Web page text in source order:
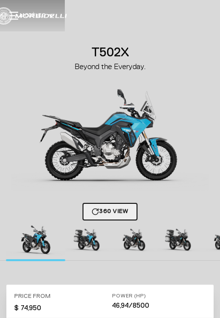
MODÈLES
T502X
Beyond the Everyday.
360 VIEW
PRICE FROM
$ 74,950
POWER (HP)
46,94/8500